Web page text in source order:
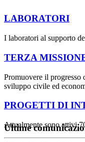
LABORATORI
I laboratori al supporto
TERZA
Promuovere il progresso
sviluppo civile ed
PROGETTI DI
Attualmente sono attivi
Ultime